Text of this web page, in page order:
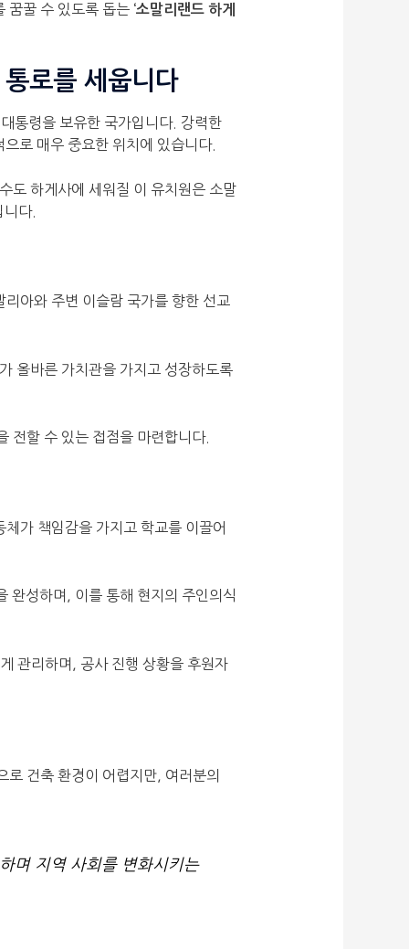
꿈꿀 수 있도록 돕는 ‘소말리랜드 하게
로를 세웁니다
통령을 보유한 국가입니다. 강력한
로 매우 중요한 위치에 있습니다.
도 하게사에 세워질 이 유치원은 소말
다.
아와 주변 이슬람 국가를 향한 선교
올바른 가치관을 가지고 성장하도록
전할 수 있는 접점을 마련합니다.
가 책임감을 가지고 학교를 이끌어
완성하며, 이를 통해 현지의 주인의식
관리하며, 공사 진행 상황을 후원자
로 건축 환경이 어렵지만, 여러분의
며 지역 사회를 변화시키는